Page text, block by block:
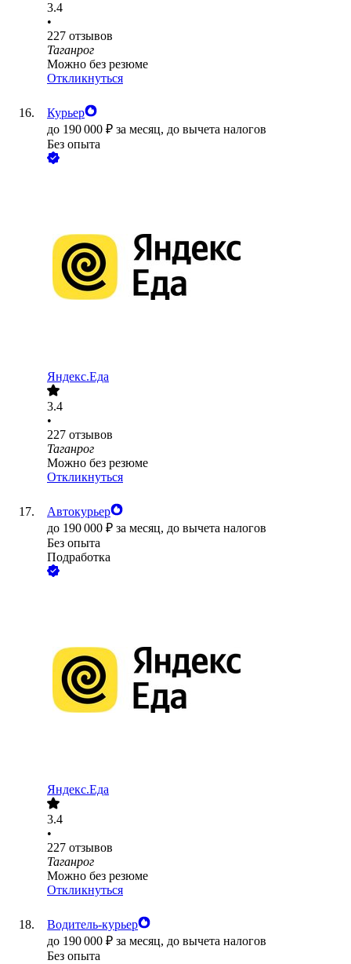
3.4
•
227 отзывов
Таганрог
Можно без резюме
Откликнуться
Курьер
до 190 000 ₽ за месяц, до вычета налогов
Без опыта
Яндекс.Еда
3.4
•
227 отзывов
Таганрог
Можно без резюме
Откликнуться
Автокурьер
до 190 000 ₽ за месяц, до вычета налогов
Без опыта
Подработка
Яндекс.Еда
3.4
•
227 отзывов
Таганрог
Можно без резюме
Откликнуться
Водитель-курьер
до 190 000 ₽ за месяц, до вычета налогов
Без опыта